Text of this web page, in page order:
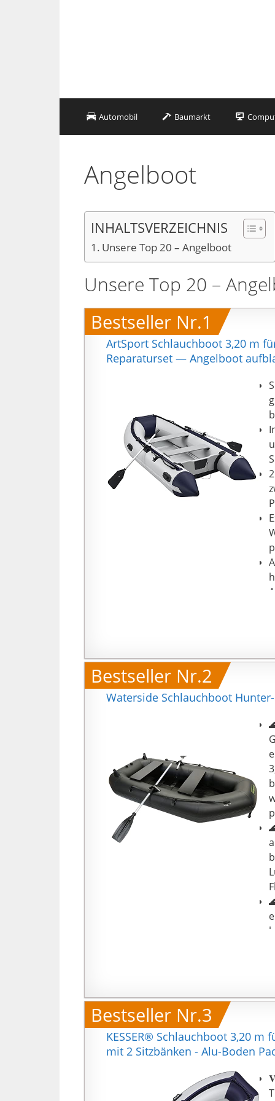
Automobil Baumarkt
Angelboot
INHALTSVERZEICHNIS
Unsere Top 20 – Angelboot
Unsere Top 20 –
Bestseller Nr.1
ArtSport Schlauchboot 3,20 m
Reparaturset — Angelboot
Bestseller Nr.2
Waterside Schlauchboot
Bestseller Nr.3
KESSER® Schlauchboot 3,20
mit 2 Sitzbänken - Alu-Boden